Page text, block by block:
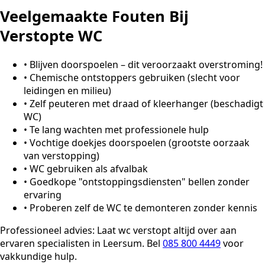
Veelgemaakte Fouten Bij
Verstopte WC
• Blijven doorspoelen – dit veroorzaakt overstroming!
• Chemische ontstoppers gebruiken (slecht voor
leidingen en milieu)
• Zelf peuteren met draad of kleerhanger (beschadigt
WC)
• Te lang wachten met professionele hulp
• Vochtige doekjes doorspoelen (grootste oorzaak
van verstopping)
• WC gebruiken als afvalbak
• Goedkope "ontstoppingsdiensten" bellen zonder
ervaring
• Proberen zelf de WC te demonteren zonder kennis
Professioneel advies: Laat wc verstopt altijd over aan
ervaren specialisten in Leersum. Bel 085 800 4449voor
vakkundige hulp.